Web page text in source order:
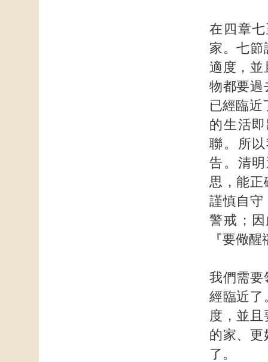
在四章
家。七節
適度，並
物都要過
已經臨近
的生活
聯。所
告。清
思，能正
謹慎自守
警戒；
『要儆
我們需要
經臨近了
度，並
的家、更
了。